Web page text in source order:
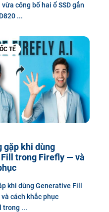
công bố hai ổ SSD gắn
...
TẾ
gặp khi dùng
trong Firefly — và
khi dùng Generative Fill
cách khắc phục
trong ...